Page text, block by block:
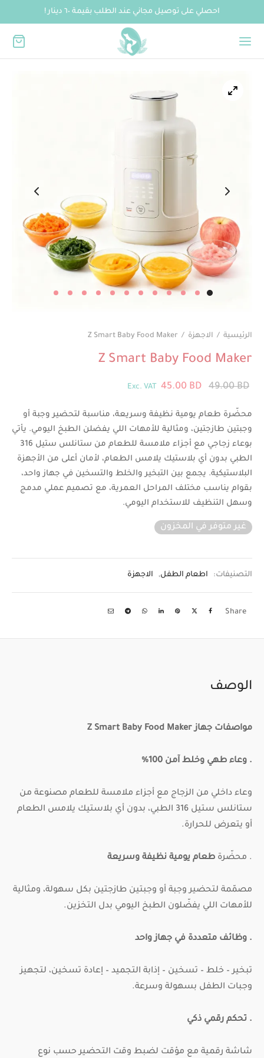
احصلي على توصيل مجاني عند الطلب بقيمة ٦٠ دينار !
الرئيسية / الاجهزة /
Z Smart Baby Food Maker
49.00BD
السعر
هو:
49.00 BD.
45.00 BD
السعر
45.00 BD.
Exc. VAT
محضّرة طعام يومية نظيفة وسريعة، مناسبة لتحضير وجبة أو
وجبتين طازجتين، ومثالية للأمهات اللي يفضلن الطبخ اليومي. يأتي
بوعاء زجاجي مع أجزاء ملامسة للطعام من ستانلس ستيل 316
الطبي بدون أي بلاستيك يلامس الطعام، لأمان أعلى من الأجهزة
البلاستيكية. يجمع بين التبخير والخلط والتسخين في جهاز واحد،
بقوام يناسب مختلف المراحل العمرية، مع تصميم عملي مدمج
وسهل التنظيف للاستخدام اليومي.
غير متوفر في المخزون
التصنيفات: اطعام الطفل, الاجهزة
Share
الوصف
مواصفات جهاز Z Smart Baby Food Maker
. وعاء طهي وخلط آمن 100%
وعاء داخلي من الزجاج مع أجزاء ملامسة للطعام مصنوعة من
ستانلس ستيل 316 الطبي، بدون أي بلاستيك يلامس الطعام
أو يتعرض للحرارة.
. محضّرة طعام يومية نظيفة وسريعة
مصمّمة لتحضير وجبة أو وجبتين طازجتين بكل سهولة، ومثالية
للأمهات اللي يفضّلون الطبخ اليومي بدل التخزين.
. وظائف متعددة في جهاز واحد
تبخير – خلط – تسخين – إذابة التجميد – إعادة تسخين، لتجهيز
وجبات الطفل بسهولة وسرعة.
. تحكم رقمي ذكي
شاشة رقمية مع مؤقت لضبط وقت التحضير حسب نوع